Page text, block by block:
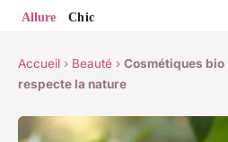
Accueil › Beauté › Cosmétiques
respecte la nature